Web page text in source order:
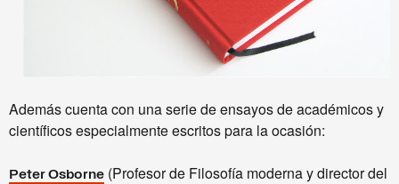
Además cuenta con una serie de ensayos de académicos y
científicos especialmente escritos para la ocasión:
Peter Osborne (Profesor de Filosofía moderna y director del